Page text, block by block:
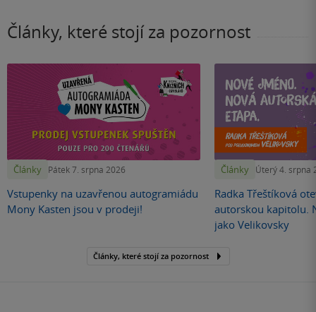
Články, které stojí za pozornost
Články Pátek 7. srpna 2026
Vstupenky na uzavřenou autogramiádu
Mony Kasten jsou v prodeji!
Články Úterý 4. srpna
Radka Třeštíková
autorskou kapitolu.
jako Velikovsky
Články, které stojí za pozornost